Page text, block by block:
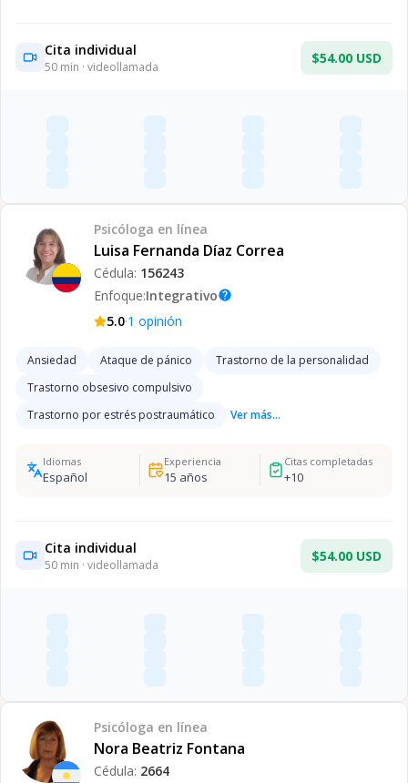
Cita individual
50 min · videollamada
$54.00 USD
Psicóloga en línea
Luisa Fernanda Díaz Correa
Cédula: 156243
Enfoque:Integrativohelp
5.0·1 opinión
Ansiedad Ataque de pánico
Trastorno de la personalidad
Trastorno obsesivo compulsivo
Trastorno por estrés postraumático
Ver más...
Idiomas
Español
Experiencia
15 años
Citas completadas
+10
Cita individual
50 min · videollamada
$54.00 USD
Psicóloga en línea
Nora Beatriz Fontana
Cédula: 2664